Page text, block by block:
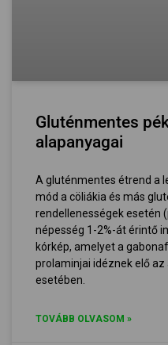
Gluténmentes
alapanyagai
A gluténmentes étrend a
mód a cöliákia és más
rendellenességek esetén
népesség 1-2%-át érintő
kórkép, amelyet a
prolaminjai idéznek elő
esetében.
TOVÁBB OLVASOM »